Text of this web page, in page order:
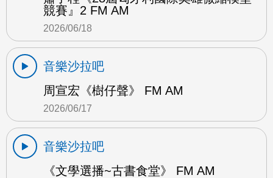
競賽』2 FM AM
2026/06/18
音樂沙拉吧
周宣宏《樹仔聲》 FM AM
2026/06/17
音樂沙拉吧
《文學選播~古書食堂》 FM AM